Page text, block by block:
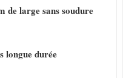
de large sans soudure
longue durée